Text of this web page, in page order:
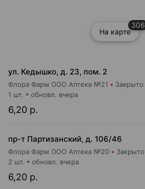
На карте
306
ул. Кедышко, д. 23, пом. 2
Флора Фарм ООО Аптека №21 Закрыто
6,20 р.
1 шт. обновл. вчера
пр-т Партизанский, д. 106/46
Флора Фарм ООО Аптека №20 Закрыто
6,20 р.
2 шт. обновл. вчера